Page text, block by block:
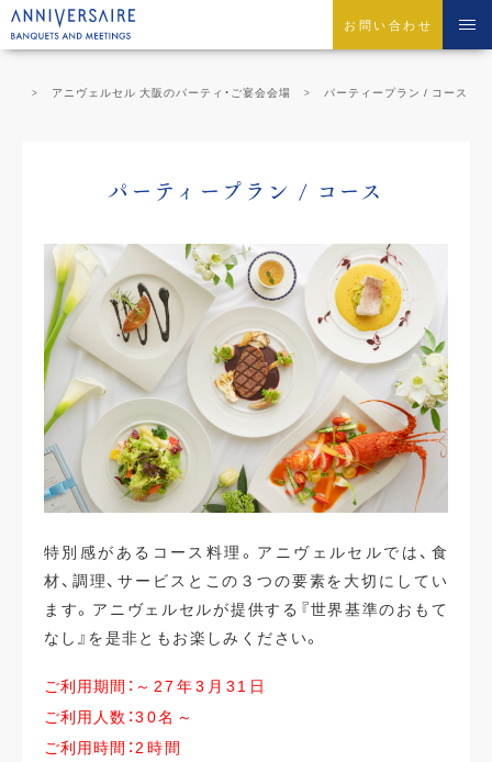
お問い合わせ
アニヴェルセル 大阪のパーティ・ご宴会会場 パーティープラン / コース
パーティープラン / コース
特別感があるコース料理。アニヴェルセルでは、食
材、調理、サービスとこの３つの要素を大切にしてい
ます。アニヴェルセルが提供する『世界基準のおもて
なし』を是非ともお楽しみください。
ご利用期間： ～27年3月31日
ご利用人数：30名～
ご利用時間： 2時間